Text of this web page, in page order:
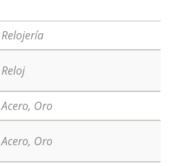
Relojería
Reloj
Acero, Oro
Acero, Oro